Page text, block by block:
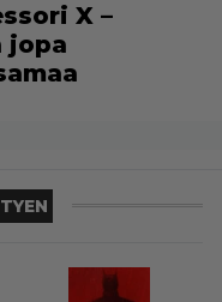
X –
jopa